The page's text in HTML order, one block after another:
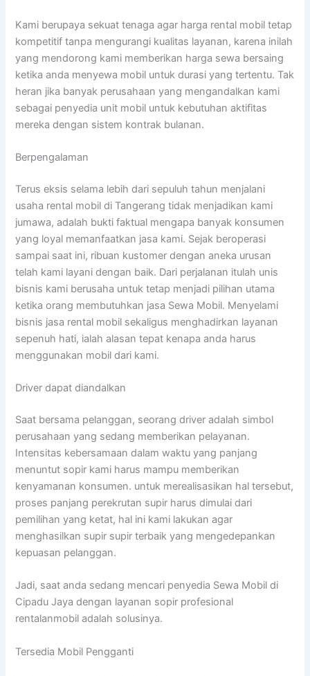
Kami berupaya sekuat tenaga agar harga rental mobil tetap
kompetitif tanpa mengurangi kualitas layanan, karena inilah
yang mendorong kami memberikan harga sewa bersaing
ketika anda menyewa mobil untuk durasi yang tertentu. Tak
heran jika banyak perusahaan yang mengandalkan kami
sebagai penyedia unit mobil untuk kebutuhan aktifitas
mereka dengan sistem kontrak bulanan.
Berpengalaman
Terus eksis selama lebih dari sepuluh tahun menjalani
usaha rental mobil di Tangerang tidak menjadikan kami
jumawa, adalah bukti faktual mengapa banyak konsumen
yang loyal memanfaatkan jasa kami. Sejak beroperasi
sampai saat ini, ribuan kustomer dengan aneka urusan
telah kami layani dengan baik. Dari perjalanan itulah unis
bisnis kami berusaha untuk tetap menjadi pilihan utama
ketika orang membutuhkan jasa Sewa Mobil. Menyelami
bisnis jasa rental mobil sekaligus menghadirkan layanan
sepenuh hati, ialah alasan tepat kenapa anda harus
menggunakan mobil dari kami.
Driver dapat diandalkan
Saat bersama pelanggan, seorang driver adalah simbol
perusahaan yang sedang memberikan pelayanan.
Intensitas kebersamaan dalam waktu yang panjang
menuntut sopir kami harus mampu memberikan
kenyamanan konsumen. untuk merealisasikan hal tersebut,
proses panjang perekrutan supir harus dimulai dari
pemilihan yang ketat, hal ini kami lakukan agar
menghasilkan supir supir terbaik yang mengedepankan
kepuasan pelanggan.
Jadi, saat anda sedang mencari penyedia Sewa Mobil di
Cipadu Jaya dengan layanan sopir profesional
rentalanmobil adalah solusinya.
Tersedia Mobil Pengganti